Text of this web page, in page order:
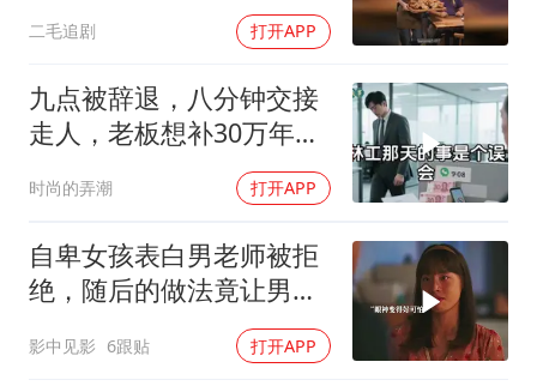
二毛追剧 打开APP
九点被辞退，八分钟交接
走人，老板想补30万年终
时尚的弄潮 打开APP
自卑女孩表白男老师被拒
绝，随后的做法竟让男老
影中见影 6跟贴 打开APP